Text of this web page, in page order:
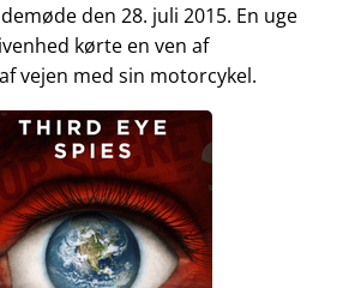
den 28. juli 2015. En uge
kørte en ven af
vejen med sin motorcykel.